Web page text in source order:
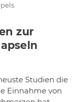
zur
Studien die
Einnahme von